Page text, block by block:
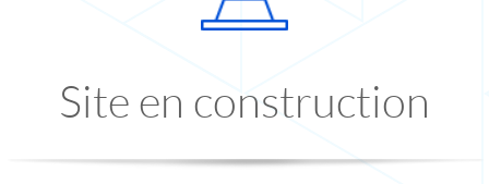
Site en construction